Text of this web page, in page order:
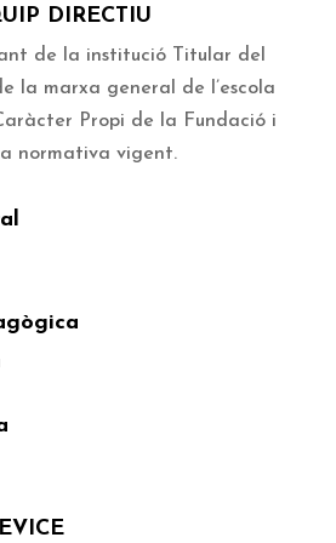
DIRECTIU
de la institució Titular del
la marxa general de l’escola
Propi de la Fundació i
normativa vigent.